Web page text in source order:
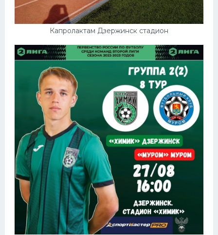
Капролактам Дзержинск стадион